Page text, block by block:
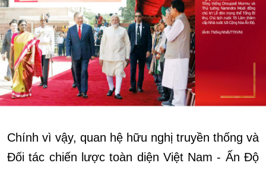
Chính vì vậy, quan hệ hữu nghị truyền thống và
Đối tác chiến lược toàn diện Việt Nam - Ấn Độ